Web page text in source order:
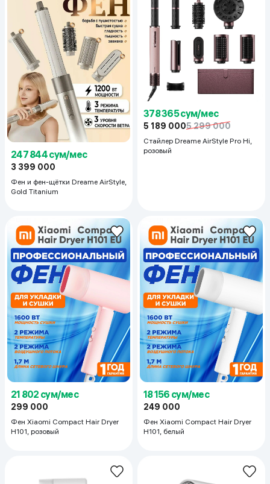
247 844 сум/мес
3 399 000
Фен и фен-щётки Dreame AirStyle,
Gold Titanium
378 365 сум/мес
5 189 0005 299 000
Cтайлер Dreame AirStyle Pro Hi,
розовый
21 802 сум/мес
299 000
Фен Xiaomi Compact Hair Dryer
H101, розовый
18 156 сум/мес
249 000
Фен Xiaomi Compact Hair Dryer
H101, белый